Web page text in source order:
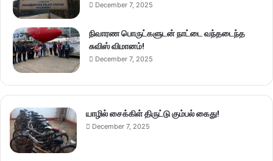
December 7, 2025
நிவாரண பொருட்களுடன் நாட்டை வந்தடைந்த
சுவிஸ் விமானம்!
December 7, 2025
யாழில் சைக்கிள் திருட்டு கும்பல் கைது!
December 7, 2025